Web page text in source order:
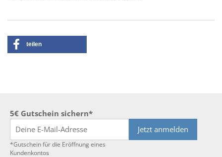
teilen
5€ Gutschein sichern*
Jetzt anmelden
*Gutschein für die Eröffnung eines
Kundenkontos